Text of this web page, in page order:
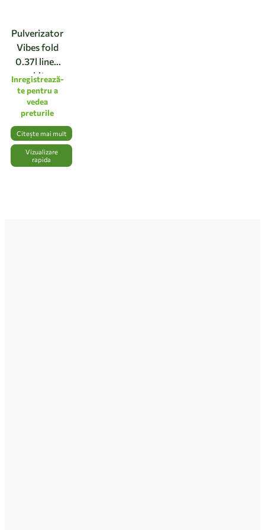
Pulverizator
Vibes fold
0.37l linen
white
Inregistrează-
te pentru a
vedea
preturile
Citește mai mult
Vizualizare
rapida